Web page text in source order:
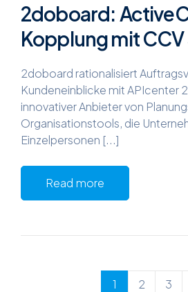
2doboard:
Kopplung mit
2doboard rationalisiert
Kundeneinblicke mit APIcenter
innovativer Anbieter von
Organisationstools, die
Einzelpersonen [...]
Read more
1 2 3